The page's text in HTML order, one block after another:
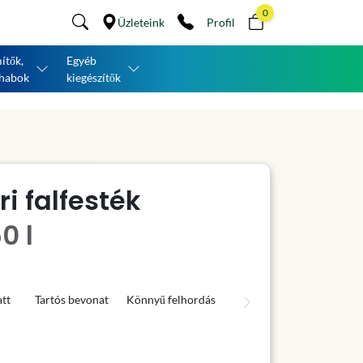
Üzleteink Profil
0
Egyéb
kiegészítők
falfesték
l
Tartós bevonat Könnyű felhordás